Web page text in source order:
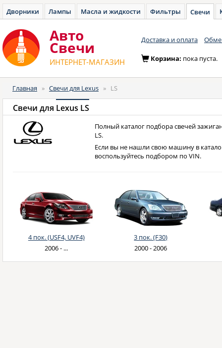
Дворники Лампы Масла и жидкости Фильтры Свечи
Авто
Cвечи
ИНТЕРНЕТ-МАГАЗИН
Доставка и оплата
Корзина: пока пуста.
Главная » Свечи для Lexus » LS
Свечи для Lexus LS
Полный каталог подбора свечей
LS.
Если вы не нашли свою машину в
воспользуйтесь подбором по VIN.
4 пок. (USF4, UVF4)
2006 - ...
3 пок. (F30)
2000 - 2006